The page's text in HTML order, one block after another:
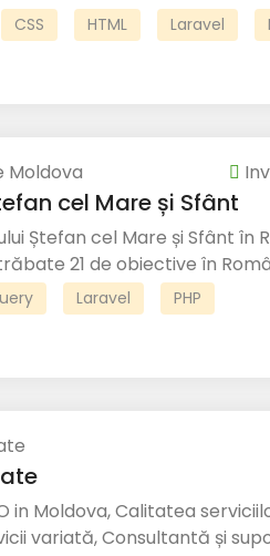
CSS HTML Laravel
Moldova
cel Mare și Sfânt
Ștefan cel Mare și Sfânt în
21 de obiective în
Laravel PHP
in Moldova, Calitatea
variată, Consultantă și